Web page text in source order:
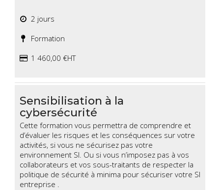
2 jours
Formation
1 460,00 €HT
Sensibilisation à la
cybersécurité
Cette formation vous permettra de comprendre et
d’évaluer les risques et les conséquences sur votre
activités, si vous ne sécurisez pas votre
environnement SI. Ou si vous n’imposez pas à vos
collaborateurs et vos sous-traitants de respecter la
politique de sécurité à minima pour sécuriser votre SI
entreprise .